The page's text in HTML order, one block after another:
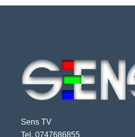
Sens TV
Tel. 0747686855